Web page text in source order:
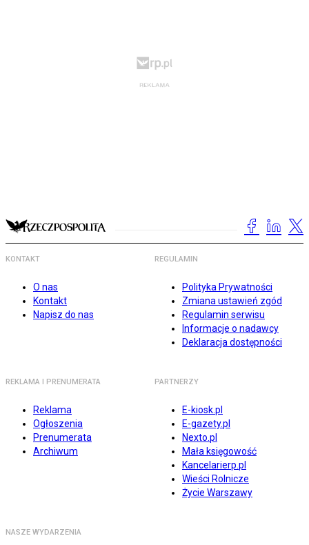
KONTAKT
O nas
Kontakt
Napisz do nas
REGULAMIN
Polityka Prywatności
Zmiana ustawień zgód
Regulamin serwisu
Informacje o nadawcy
Deklaracja dostępności
REKLAMA I PRENUMERATA
Reklama
Ogłoszenia
Prenumerata
Archiwum
PARTNERZY
E-kiosk.pl
E-gazety.pl
Nexto.pl
Mała księgowość
Kancelarierp.pl
Wieści Rolnicze
Życie Warszawy
NASZE WYDARZENIA